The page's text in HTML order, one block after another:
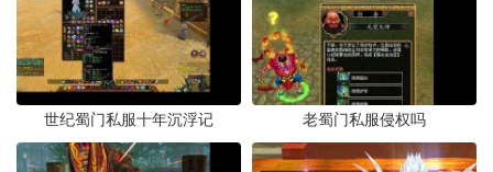
世纪蜀门私服十年沉浮记 老蜀门私服侵权吗